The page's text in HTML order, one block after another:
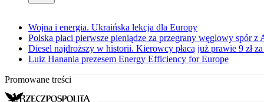
Wojna i energia. Ukraińska lekcja dla Europy
Polska płaci pierwsze pieniądze za przegrany węglowy spór z
Diesel najdroższy w historii. Kierowcy płacą już prawie 9 zł
Luiz Hanania prezesem Energy Efficiency for Europe
Promowane treści